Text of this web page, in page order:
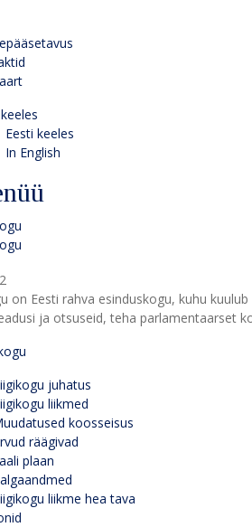
Eesti keeles
In English
on Eesti rahva esinduskogu, kuhu
ja otsuseid, teha parlamentaarset
juhatus
liikmed
koosseisus
räägivad
plaan
liikme hea tava